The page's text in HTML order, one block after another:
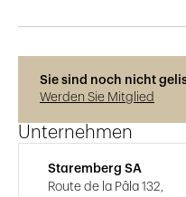
Sie sind noch nicht
Werden Sie Mitglied
Unternehmen
Staremberg SA
Route de la Pâla 132,